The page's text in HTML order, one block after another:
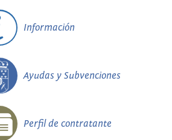
Información
Ayudas y Subvenciones
Perfil de contratante